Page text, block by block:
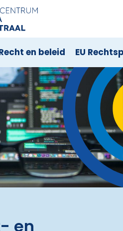
en beleid EU
en